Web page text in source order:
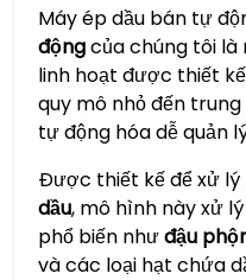
Máy ép dầu bán tự
động​ của chúng tôi
linh hoạt được thiết
quy mô nhỏ đến
tự động hóa dễ quản
Được thiết kế để xử lý
dầu​​, mô hình này xử
phổ biến như​đậu
và các loại hạt chứa